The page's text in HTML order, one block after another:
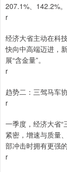
207.1%、142.2%。
r
经济大省主动在科
快向中高端迈进，
展“含金量”。
r
趋势二：三驾马车
r
一季度，经济大省“
紧密，增速与质量
部冲击时拥有更强
r